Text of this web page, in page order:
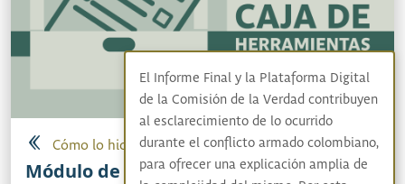
Cómo lo hicimos
Módulo de escucha
El Informe Final y la Plataforma Digital
de la Comisión de la Verdad contribuyen
al esclarecimiento de lo ocurrido
durante el conflicto armado colombiano,
para ofrecer una explicación amplia de